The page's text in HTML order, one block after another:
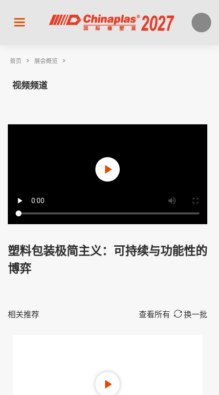
首页 > 展会概览 >
视频频道
塑料包装极简主义：可持续与功能性的
博弈
相关推荐 查看所有 换一批